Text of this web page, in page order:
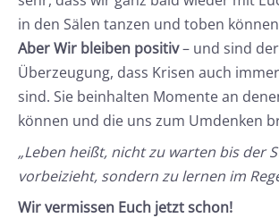
in den Sälen tanzen und toben
Aber Wir bleiben positiv– und sind
Überzeugung, dass Krisen auch
sind. Sie beinhalten Momente an
können und die uns zum Umdenken
„Leben heißt, nicht zu warten bis der
vorbeizieht, sondern zu lernen im
Wir vermissen Euch jetzt schon!